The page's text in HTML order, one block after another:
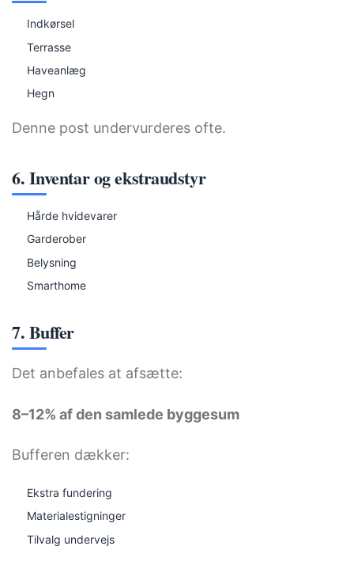
Indkørsel
Terrasse
Haveanlæg
Hegn
Denne post undervurderes ofte.
6. Inventar og ekstraudstyr
Hårde hvidevarer
Garderober
Belysning
Smarthome
7. Buffer
Det anbefales at afsætte:
8–12% af den samlede byggesum
Bufferen dækker:
Ekstra fundering
Materialestigninger
Tilvalg undervejs